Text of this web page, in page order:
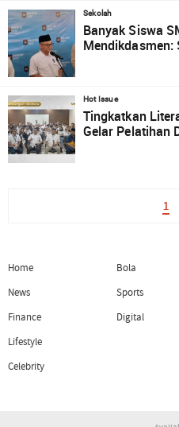
Sekolah
Banyak Siswa
Mendikdasmen:
Hot Issue
Tingkatkan
Gelar Pelatihan
1
Home
News
Finance
Lifestyle
Celebrity
Bola
Sports
Digital